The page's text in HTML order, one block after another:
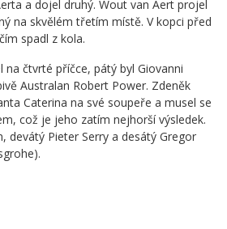
a dojel druhý. Wout van Aert projel
na skvělém třetím místě. V kopci před
spadl z kola.
na čtvrté příčce, pátý byl Giovanni
Australan Robert Power. Zdeněk
Caterina na své soupeře a musel se
což je jeho zatím nejhorší výsledek.
devátý Pieter Serry a desátý Gregor